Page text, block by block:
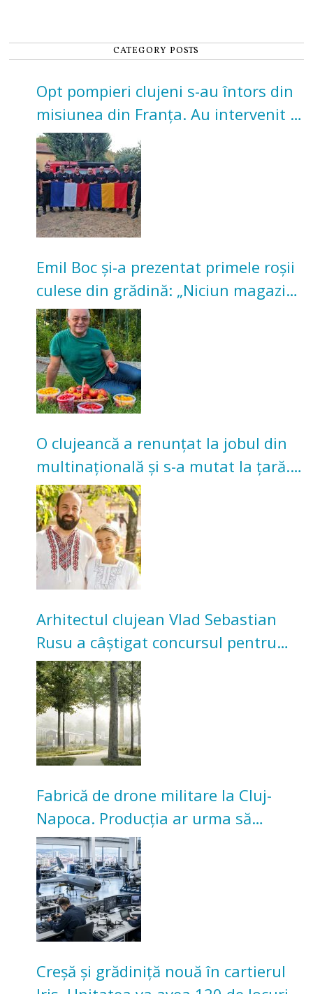
CATEGORY POSTS
Opt pompieri clujeni s-au întors din
misiunea din Franța. Au intervenit la
incendii de vegetație și pădure
Emil Boc și-a prezentat primele roșii
culese din grădină: „Niciun magazin
nu poate oferi această satisfacție”
O clujeancă a renunțat la jobul din
multinațională și s-a mutat la țară.
Acum cultivă legume în grădina
bunicilor
Arhitectul clujean Vlad Sebastian
Rusu a câștigat concursul pentru
transformarea Grădinii Casei
Universitarilor
Fabrică de drone militare la Cluj-
Napoca. Producția ar urma să
înceapă în toamna acestui an
Creșă și grădiniță nouă în cartierul